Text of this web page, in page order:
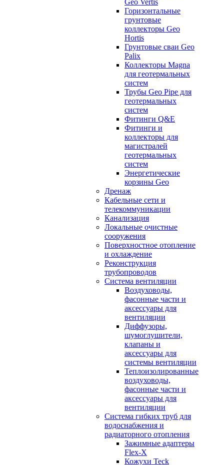
Geo Vertis
Горизонтальные
грунтовые
коллекторы Geo
Hortis
Грунтовые сваи Geo
Palix
Коллекторы Magna
для геотермальных
систем
Трубы Geo Pipe для
геотермальных
систем
Фитинги Q&E
Фитинги и
коллекторы для
магистралей
геотермальных
систем
Энергетические
корзины Geo
Дренаж
Кабельные сети и
телекоммуникации
Канализация
Локальные очистные
сооружения
Поверхностное отопление
и охлаждение
Реконструкция
трубопроводов
Система вентиляции
Воздуховоды,
фасонные части и
аксессуары для
вентиляции
Диффузоры,
шумоглушители,
клапаны и
аксессуары для
системы вентиляции
Теплоизолированные
воздуховоды,
фасонные части и
аксессуары для
вентиляции
Система гибких труб для
водоснабжения и
радиаторного отопления
Зажимные адаптеры
Flex-X
Кожухи Teck